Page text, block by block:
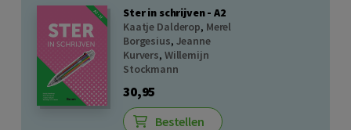
Ster in schrijven - A2
Kaatje Dalderop, Merel
Borgesius, Jeanne
Kurvers, Willemijn
Stockmann
30,95
Bestellen